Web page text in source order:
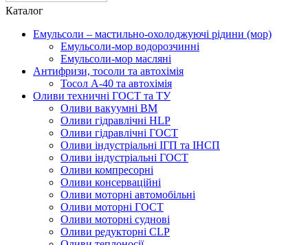
Каталог
Емульсоли – мастильно-охолоджуючі рідини (мор)
Емульсоли-мор водорозчинні
Емульсоли-мор масляні
Антифризи, тосоли та автохімія
Тосол А-40 та автохімія
Оливи техничні ГОСТ та ТУ
Оливи вакуумні ВМ
Оливи гідравлічні HLP
Оливи гідравлічні ГОСТ
Оливи індустріальні ІГП та ІНСП
Оливи індустріальні ГОСТ
Оливи компресорні
Оливи консерваційні
Оливи моторні автомобільні
Оливи моторні ГОСТ
Оливи моторні суднові
Оливи редукторні CLP